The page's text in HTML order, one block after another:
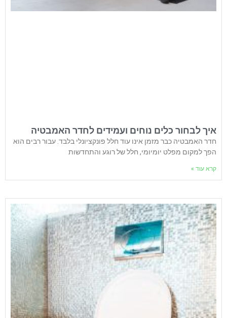
איך לבחור כלים נוחים ועמידים לחדר האמבטיה
חדר האמבטיה כבר מזמן אינו עוד חלל פונקציונלי בלבד. עבור רבים הוא
הפך למקום מפלט יומיומי, חלל של רוגע והתחדשות
קרא עוד »